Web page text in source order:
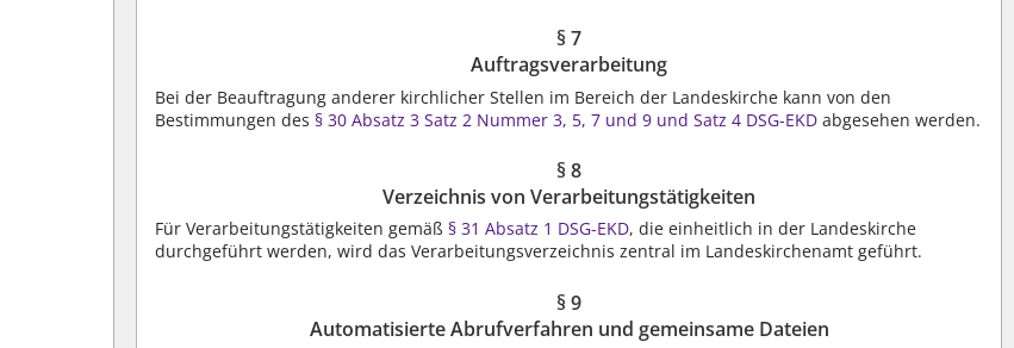
§ 7
Auftragsverarbeitung
Bei der Beauftragung anderer kirchlicher Stellen im Bereich der Landeskirche kann von den
Bestimmungen des § 30 Absatz 3 Satz 2 Nummer 3, 5, 7 und 9 und Satz 4 DSG-EKD abgesehen werden.
§ 8
Verzeichnis von Verarbeitungstätigkeiten
Für Verarbeitungstätigkeiten gemäß § 31 Absatz 1 DSG-EKD, die einheitlich in der Landeskirche
durchgeführt werden, wird das Verarbeitungsverzeichnis zentral im Landeskirchenamt geführt.
§ 9
Automatisierte Abrufverfahren und gemeinsame Dateien